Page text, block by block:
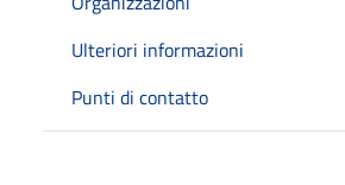
Ulteriori informazioni
Punti di contatto